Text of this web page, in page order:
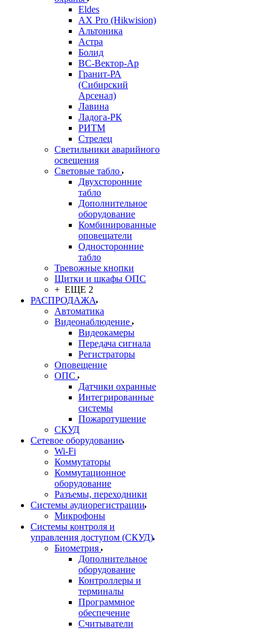
Eldes
AX Pro (Hikwision)
Альтоника
Астра
Болид
ВС-Вектор-Ар
Гранит-РА
(Сибирский
Арсенал)
Лавина
Ладога-РК
РИТМ
Стрелец
Светильники аварийного
освещения
Световые табло
Двухсторонние
табло
Дополнительное
оборудование
Комбинированные
оповещатели
Односторонние
табло
Тревожные кнопки
Щитки и шкафы ОПС
+ ЕЩЕ 2
РАСПРОДАЖА
Автоматика
Видеонаблюдение
Видеокамеры
Передача сигнала
Регистраторы
Оповещение
ОПС
Датчики охранные
Интегрированные
системы
Пожаротушение
СКУД
Сетевое оборудование
Wi-Fi
Коммутаторы
Коммутационное
оборудование
Разъемы, переходники
Системы аудиорегистрации
Микрофоны
Системы контроля и
управления доступом (СКУД)
Биометрия
Дополнительное
оборудование
Контроллеры и
терминалы
Программное
обеспечение
Считыватели